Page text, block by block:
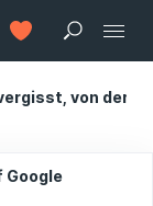
von der
Google